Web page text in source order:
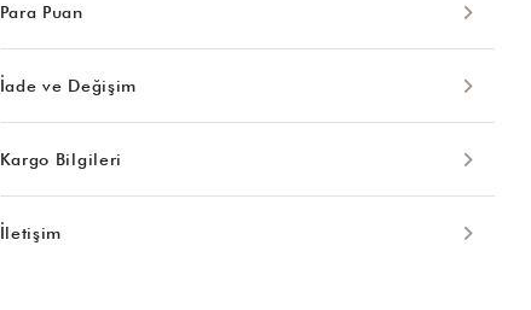
Para Puan
İade ve Değişim
Kargo Bilgileri
İletişim